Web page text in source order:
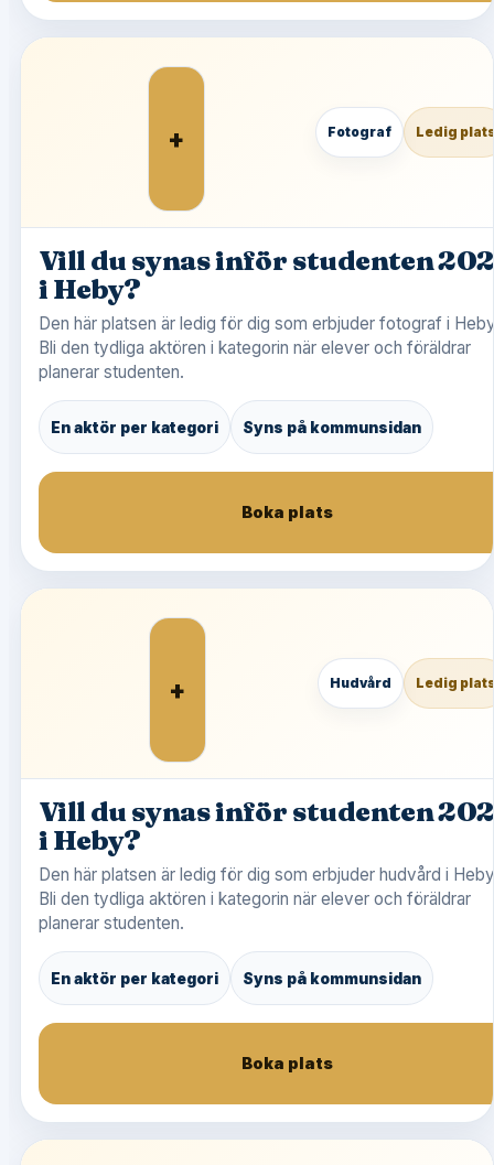
+ Fotograf Ledig
Vill du synas inför studenten
i Heby?
Den här platsen är ledig för dig som erbjuder fotograf i
Bli den tydliga aktören i kategorin när elever och föräldrar
planerar studenten.
En aktör per kategori Syns på kommunsidan
Boka plats
+ Hudvård Ledig
Vill du synas inför studenten
i Heby?
Den här platsen är ledig för dig som erbjuder hudvård i
Bli den tydliga aktören i kategorin när elever och föräldrar
planerar studenten.
En aktör per kategori Syns på kommunsidan
Boka plats